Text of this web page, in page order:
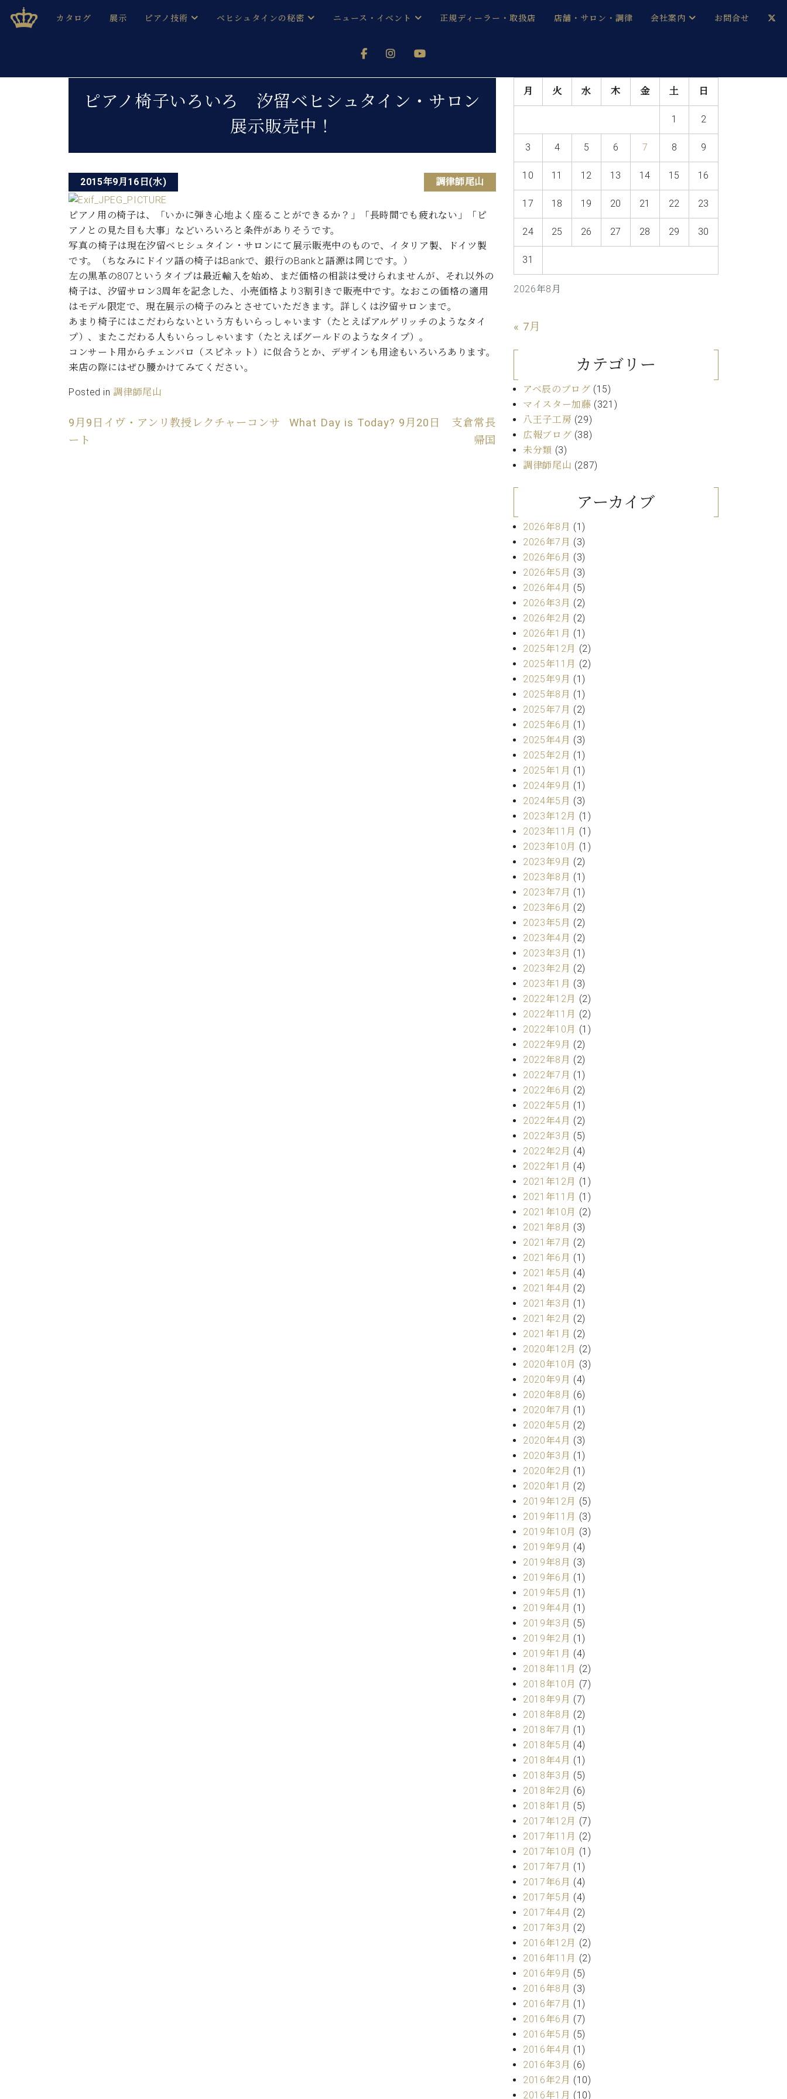
ベヒシュタインジャパン公式サイト
BECHSTEIN JAPAN Official Site
カタログ
C.ベヒシュタイン コンサート /C.ベヒシュタイン レジデンス
C.ベヒシュタイン コンサート
グランドピアノ
C.ベヒシュタイン コンサート
アップライトピアノ
C.ベヒシュタイン アカデミー
W.ホフマン プロフェッショナル
C.BECHSTEIN Digital(ベヒシュタイン デジタル)
展示 ピアノ技術
音色とタッチ
ベヒシュタイン・ジャパンの取り組
ピアノ製造番号
ベヒシュタインの秘密
ブランドヒストリー
音楽家達の声
ベヒシュタインの音色
ベヒシュタイン・シューレ
納入実績 ホール・スタジオ
納入実績 音楽教室
ご愛用者の声
ニュース・イベント
メルマガ会員登録ご案内
(入荷情報等)
コンサート
レッスンイベント
代理店主催イベント
コンクール
音楽教室
正規ディーラー・取扱店 店舗・サロン・調律
ベヒシュタイン・シューレ音楽教室
ベヒシュタイン・セントラム 東京
ホール・スタジオレンタル
動画収録サービス
ピアノのコンシェルジュ
セントラム東京のご案内(PDF)
お問い合わせ
本社：八王子・技術営業センター
スタッフご挨拶
展示情報【ユーロピアノ特選中古】
アクセス
アーティストカスタマーサービス(調律)
アフターサービス(調律)
尾山調律師のブログ Die Musikgasse（音楽の小道）
会社案内
採用情報
ベヒシュタイン・サロン会員
ベヒシュタイン・ジャパンブログ
お問合せ
ピアノ椅子いろいろ 汐留ベヒシュタイン・サロン
展示販売中！
2015年9月16日(水) 調律師尾山
ピアノ用の椅子は、「いかに弾き心地よく座ることができるか？」「長時間でも疲れない」「ピ
アノとの見た目も大事」などいろいろと条件がありそうです。
写真の椅子は現在汐留ベヒシュタイン・サロンにて展示販売中のもので、イタリア製、ドイツ製
です。（ちなみにドイツ語の椅子はBankで、銀行のBankと語源は同じです。）
左の黒革の807というタイプは最近輸入を始め、まだ価格の相談は受けられませんが、それ以外の
椅子は、汐留サロン3周年を記念した、小売価格より3割引きで販売中です。なおこの価格の適用
はモデル限定で、現在展示の椅子のみとさせていただきます。詳しくは汐留サロンまで。
あまり椅子にはこだわらないという方もいらっしゃいます（たとえばアルゲリッチのようなタイ
プ）、またこだわる人もいらっしゃいます（たとえばグールドのようなタイプ）。
コンサート用からチェンバロ（スピネット）に似合うとか、デザインも用途もいろいろあります。
来店の際にはぜひ腰かけてみてください。
Posted in 調律師尾山
ビ
ゲ
ー
シ
ョ
ン
9月9日イヴ・アンリ教授レクチャーコンサ
ート
What Day is Today? 9月20日 支倉常長
帰国
2026年8月
月 火 水 木 金 土 日
1 2
3 4 5 6 7 8 9
10 11 12 13 14 15 16
17 18 19 20 21 22 23
24 25 26 27 28 29 30
31
« 7月
カテゴリー
アベ辰のブログ (15)
マイスター加藤 (321)
八王子工房 (29)
広報ブログ (38)
未分類 (3)
調律師尾山 (287)
アーカイブ
2026年8月 (1)
2026年7月 (3)
2026年6月 (3)
2026年5月 (3)
2026年4月 (5)
2026年3月 (2)
2026年2月 (2)
2026年1月 (1)
2025年12月 (2)
2025年11月 (2)
2025年9月 (1)
2025年8月 (1)
2025年7月 (2)
2025年6月 (1)
2025年4月 (3)
2025年2月 (1)
2025年1月 (1)
2024年9月 (1)
2024年5月 (3)
2023年12月 (1)
2023年11月 (1)
2023年10月 (1)
2023年9月 (2)
2023年8月 (1)
2023年7月 (1)
2023年6月 (2)
2023年5月 (2)
2023年4月 (2)
2023年3月 (1)
2023年2月 (2)
2023年1月 (3)
2022年12月 (2)
2022年11月 (2)
2022年10月 (1)
2022年9月 (2)
2022年8月 (2)
2022年7月 (1)
2022年6月 (2)
2022年5月 (1)
2022年4月 (2)
2022年3月 (5)
2022年2月 (4)
2022年1月 (4)
2021年12月 (1)
2021年11月 (1)
2021年10月 (2)
2021年8月 (3)
2021年7月 (2)
2021年6月 (1)
2021年5月 (4)
2021年4月 (2)
2021年3月 (1)
2021年2月 (2)
2021年1月 (2)
2020年12月 (2)
2020年10月 (3)
2020年9月 (4)
2020年8月 (6)
2020年7月 (1)
2020年5月 (2)
2020年4月 (3)
2020年3月 (1)
2020年2月 (1)
2020年1月 (2)
2019年12月 (5)
2019年11月 (3)
2019年10月 (3)
2019年9月 (4)
2019年8月 (3)
2019年6月 (1)
2019年5月 (1)
2019年4月 (1)
2019年3月 (5)
2019年2月 (1)
2019年1月 (4)
2018年11月 (2)
2018年10月 (7)
2018年9月 (7)
2018年8月 (2)
2018年7月 (1)
2018年5月 (4)
2018年4月 (1)
2018年3月 (5)
2018年2月 (6)
2018年1月 (5)
2017年12月 (7)
2017年11月 (2)
2017年10月 (1)
2017年7月 (1)
2017年6月 (4)
2017年5月 (4)
2017年4月 (2)
2017年3月 (2)
2016年12月 (2)
2016年11月 (2)
2016年9月 (5)
2016年8月 (3)
2016年7月 (1)
2016年6月 (7)
2016年5月 (5)
2016年4月 (1)
2016年3月 (6)
2016年2月 (10)
2016年1月 (10)